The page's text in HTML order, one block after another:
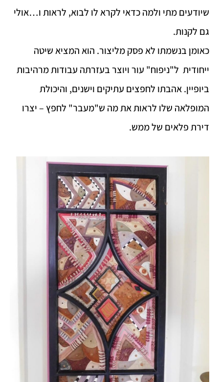
שיודעים מתי ולמה כדאי לקרא לו לבוא, לראות ו…אולי
גם לקנות.
כאומן בנשמתו לא פסק מליצור. הוא המציא שיטה
ייחודית ל"ניפוח" עור ויוצר בעזרתה עבודות מרהיבות
ביופיין. אהבתו לחפצים עתיקים וישנים, והיכולת
המופלאה שלו לראות את מה ש"מעבר" לחפץ – יצרו
דירת פלאים של ממש.